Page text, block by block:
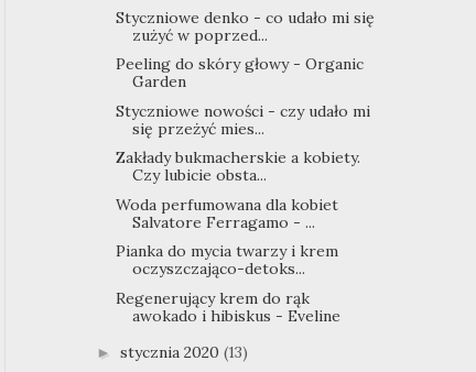
Styczniowe denko - co udało mi się
zużyć w poprzed...
Peeling do skóry głowy - Organic
Garden
Styczniowe nowości - czy udało mi
się przeżyć mies...
Zakłady bukmacherskie a kobiety.
Czy lubicie obsta...
Woda perfumowana dla kobiet
Salvatore Ferragamo - ...
Pianka do mycia twarzy i krem
oczyszczająco-detoks...
Regenerujący krem do rąk
awokado i hibiskus - Eveline
► stycznia 2020 (13)